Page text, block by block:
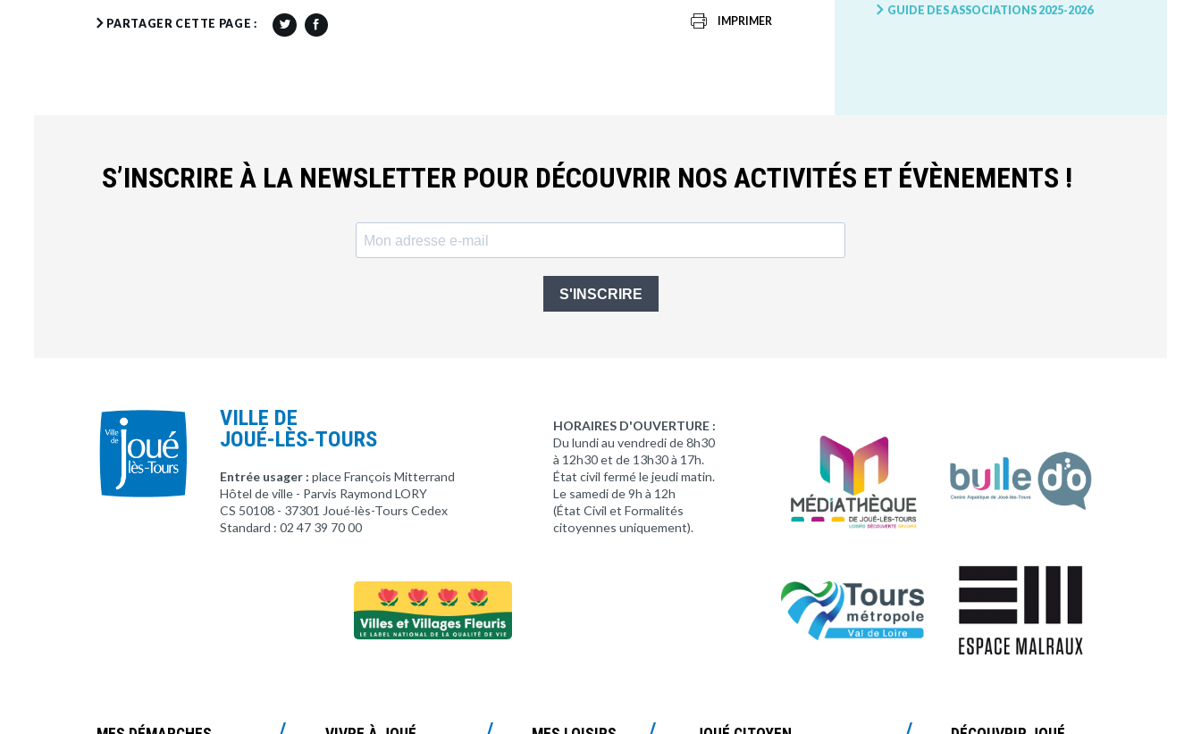
PARTAGER CETTE PAGE : IMPRIMER
GUIDE DES ASSOCIATIONS 2025-2026
S’INSCRIRE À LA NEWSLETTER POUR DÉCOUVRIR NOS ACTIVITÉS ET ÉVÈNEMENTS !
S'INSCRIRE
VILLE DE
JOUÉ-LÈS-TOURS
Entrée usager : place François Mitterrand
Hôtel de ville - Parvis Raymond LORY
CS 50108 - 37301 Joué-lès-Tours Cedex
Standard : 02 47 39 70 00
HORAIRES D'OUVERTURE :
Du lundi au vendredi de 8h30
à 12h30 et de 13h30 à 17h.
État civil fermé le jeudi matin.
Le samedi de 9h à 12h
(État Civil et Formalités
citoyennes uniquement).